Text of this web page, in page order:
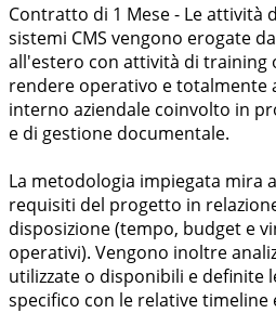
Contratto di 1 Mese - Le attività
sistemi CMS vengono erogate
all'estero con attività di training
rendere operativo e totalmente
interno aziendale coinvolto in
e di gestione documentale.
La metodologia impiegata mira
requisiti del progetto in
disposizione (tempo, budget e
operativi). Vengono inoltre
utilizzate o disponibili e definite
specifico con le relative timeline